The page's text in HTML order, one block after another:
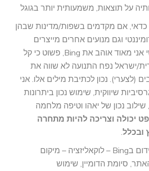
על תוצאות, משמעותית יותר בגוגל
כדאי, אם מקדמים בשפות/מדינות שבהן
וגם מנועים אחרים מייצרים
טראפיק. באופן אישי אני מאוד אוהב את Bing, פשוט כי קל
ישראל נפח התנועה לא שווה את
(לצערי). נכון לכתיבת מילים אלו. אני
שיווקית, שימוש נכון ביתרונות
נכון של יאהו וטיפה מלחמה
יכולה וצריכה להיות מתחרה
ובכלל.
גורמים חשובים לקידום בBing – לוקאליזציה – מיקום
סיומת הדומיין, שימוש